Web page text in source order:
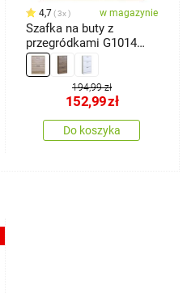
4,7 3x w magazynie
Szafka na buty z
przegródkami G1014
OAK, dąb
194,99 zł
152,99zł
Do koszyka